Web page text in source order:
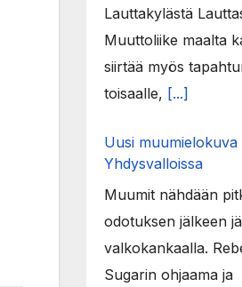
Lauttakylästä
Muuttoliike maalta
siirtää myös
toisaalle, [...]
Uusi
Yhdysvalloissa
Muumit nähdään
odotuksen jälkeen
valkokankaalla.
Sugarin ohjaama ja